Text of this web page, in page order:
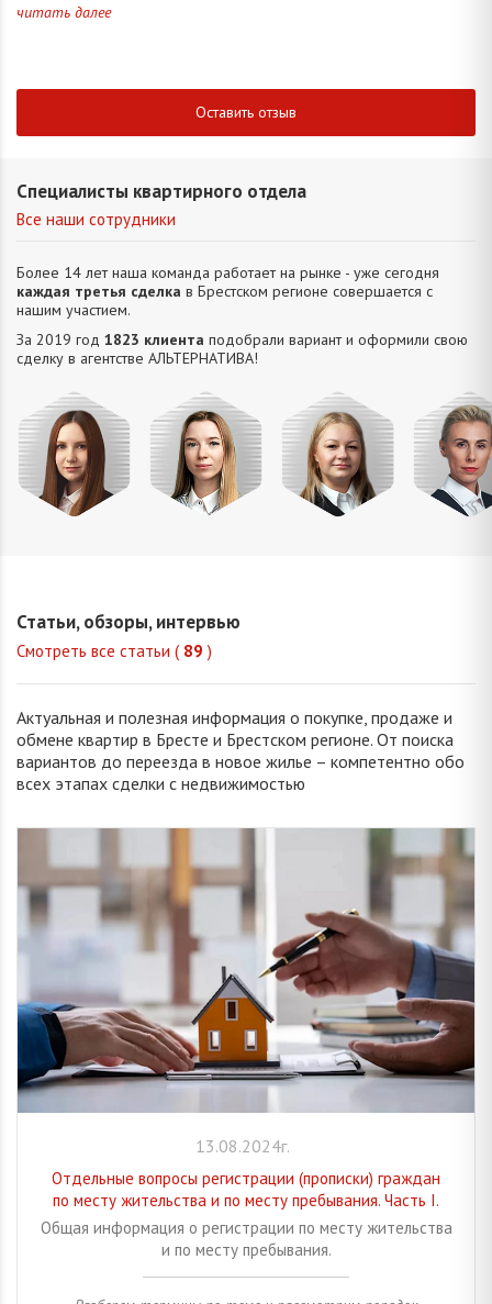
читать далее
Оставить отзыв
Специалисты квартирного отдела
Все наши сотрудники
Более 14 лет наша команда работает на рынке - уже сегодня
каждая третья сделка в Брестском регионе совершается с
нашим участием.
За 2019 год 1823 клиента подобрали вариант и оформили свою
сделку в агентстве АЛЬТЕРНАТИВA!
Статьи, обзоры, интервью
Смотреть все статьи ( 89 )
Актуальная и полезная информация о покупке, продаже и
обмене квартир в Бресте и Брестском регионе. От поиска
вариантов до переезда в новое жилье – компетентно обо
всех этапах сделки с недвижимостью
13.08.2024г.
Отдельные вопросы регистрации (прописки) граждан
по месту жительства и по месту пребывания. Часть I.
Общая информация о регистрации по месту жительства
и по месту пребывания.